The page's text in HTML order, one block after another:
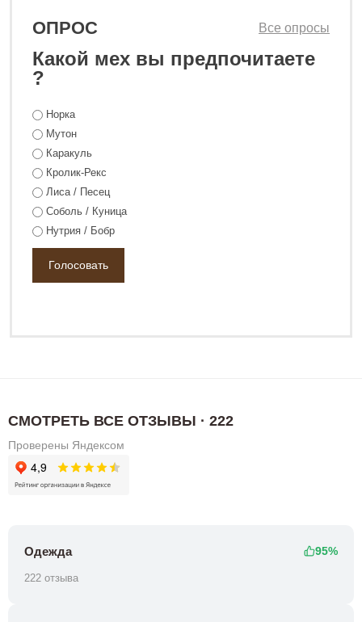
0 ₽ 106 800 ₽
ОПРОС
Какой мех вы предпочитаете
?
Все опросы
Норка
Мутон
Каракуль
Кролик-Рекс
Лиса / Песец
Соболь / Куница
Нутрия / Бобр
СМОТРЕТЬ ВСЕ ОТЗЫВЫ · 222
Проверены Яндексом
Одежда 95%
222 отзыва